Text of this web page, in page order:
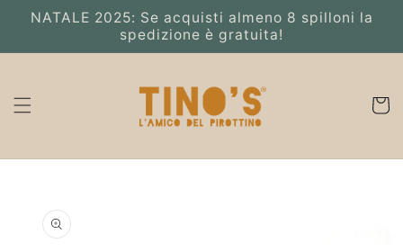
direttamente
NATALE 2025: Se acquisti almeno 8 spilloni la
spedizione è gratuita!
informazioni
sul prodotto